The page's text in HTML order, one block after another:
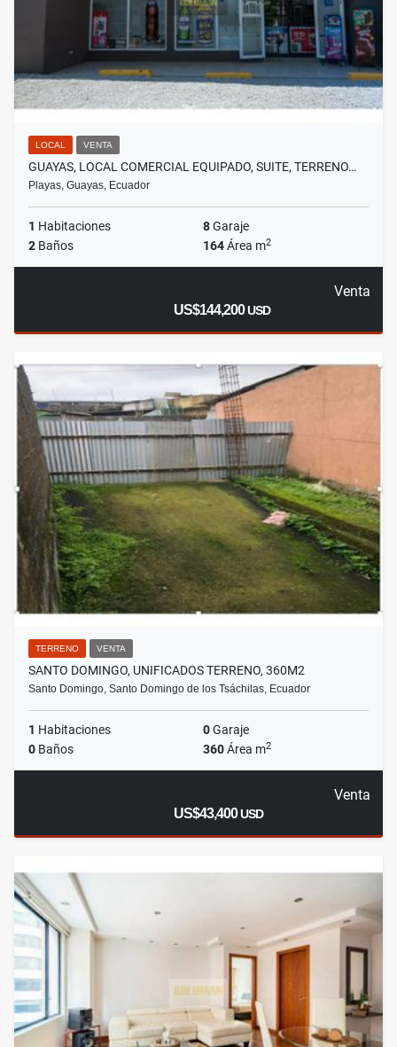
LOCAL VENTA
GUAYAS, LOCAL COMERCIAL EQUIPADO, SUITE, TERRENO…
Playas, Guayas, Ecuador
1 Habitaciones 8Garaje
2 Baños 164Área m2
Venta
US$144,200USD
TERRENO VENTA
SANTO DOMINGO, UNIFICADOS TERRENO, 360M2
Santo Domingo, Santo Domingo de los Tsáchilas, Ecuador
1 Habitaciones 0Garaje
0 Baños 360Área m2
Venta
US$43,400USD